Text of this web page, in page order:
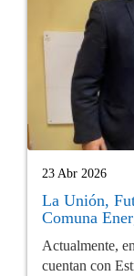
23 Abr 2026
La Unión,
Comuna
Actualmente,
cuentan con